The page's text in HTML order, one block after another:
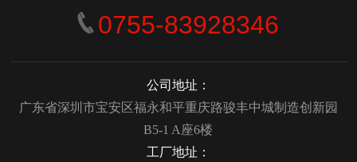
0755-83928346
公司地址：
广东省深圳市宝安区福永和平重庆路骏丰中城制造创新园
B5-1 A座6楼
工厂地址：